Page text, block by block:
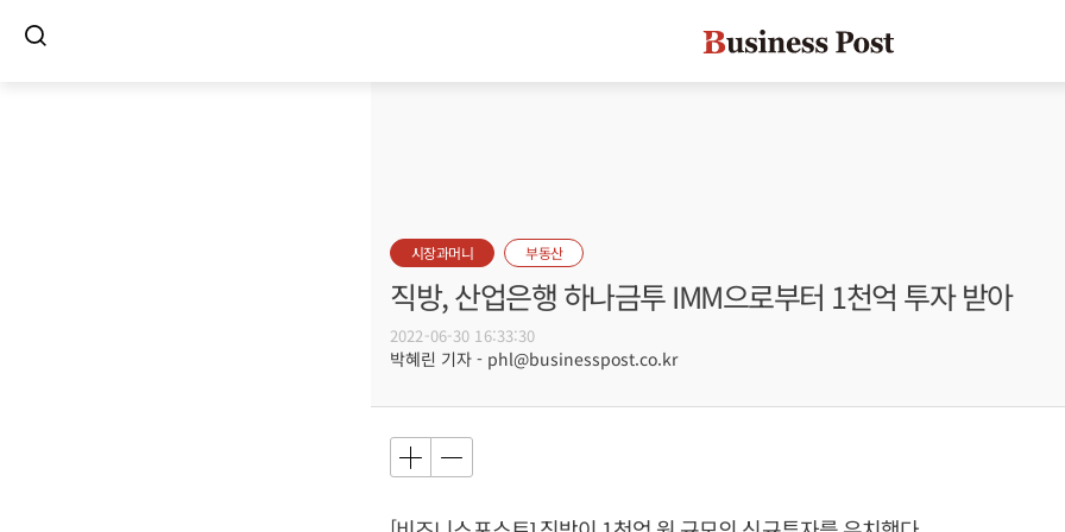
시장과머니 부동산
직방, 산업은행 하나금투 IMM으로부터 1천억 투자 받아
2022-06-30 16:33:30
박혜린 기자 - phl@businesspost.co.kr